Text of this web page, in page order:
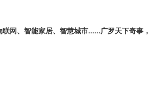
网、智能家居、智慧城市......广罗天下奇事